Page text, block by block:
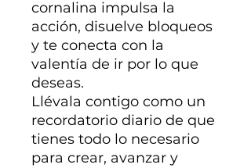
cornalina impulsa la
acción, disuelve bloqueos
y te conecta con la
valentía de ir por lo que
deseas.
Llévala contigo como un
recordatorio diario de que
tienes todo lo necesario
para crear, avanzar y